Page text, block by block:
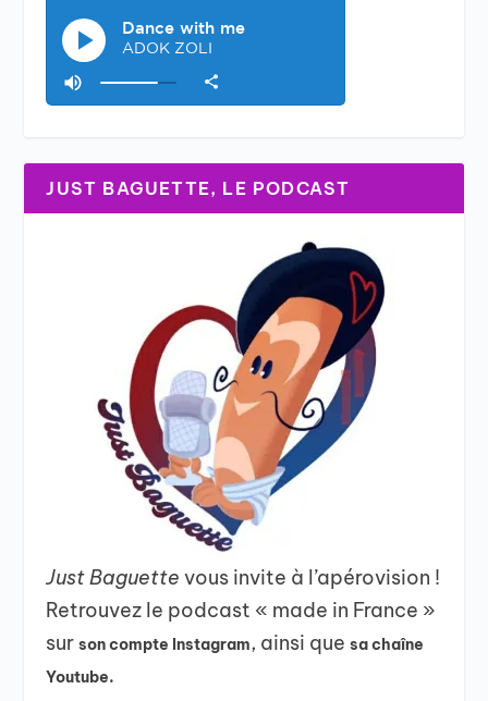
JUST BAGUETTE, LE PODCAST
Just Baguettevous invite à l’apérovision !
Retrouvez le podcast « made in France »
surson compte Instagram, ainsi quesa chaîne
Youtube.